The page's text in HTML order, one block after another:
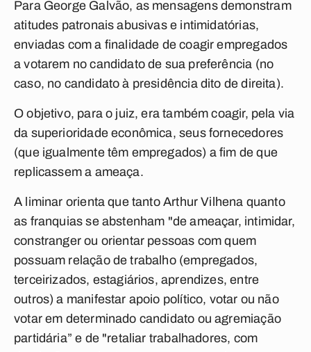
Para George Galvão, as mensagens demonstram
atitudes patronais abusivas e intimidatórias,
enviadas com a finalidade de coagir empregados
a votarem no candidato de sua preferência (no
caso, no candidato à presidência dito de direita).
O objetivo, para o juiz, era também coagir, pela via
da superioridade econômica, seus fornecedores
(que igualmente têm empregados) a fim de que
replicassem a ameaça.
A liminar orienta que tanto Arthur Vilhena quanto
as franquias se abstenham "de ameaçar, intimidar,
constranger ou orientar pessoas com quem
possuam relação de trabalho (empregados,
terceirizados, estagiários, aprendizes, entre
outros) a manifestar apoio político, votar ou não
votar em determinado candidato ou agremiação
partidária” e de "retaliar trabalhadores, com